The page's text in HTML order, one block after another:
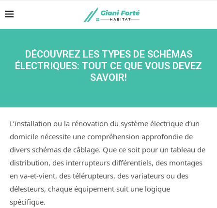
DÉCOUVREZ LES TYPES DE SCHÉMAS
ÉLECTRIQUES: TOUT CE QUE VOUS DEVEZ
SAVOIR!
L’installation ou la rénovation du système électrique d’un
domicile nécessite une compréhension approfondie de
divers schémas de câblage. Que ce soit pour un tableau de
distribution, des interrupteurs différentiels, des montages
en va-et-vient, des télérupteurs, des variateurs ou des
délesteurs, chaque équipement suit une logique
spécifique.